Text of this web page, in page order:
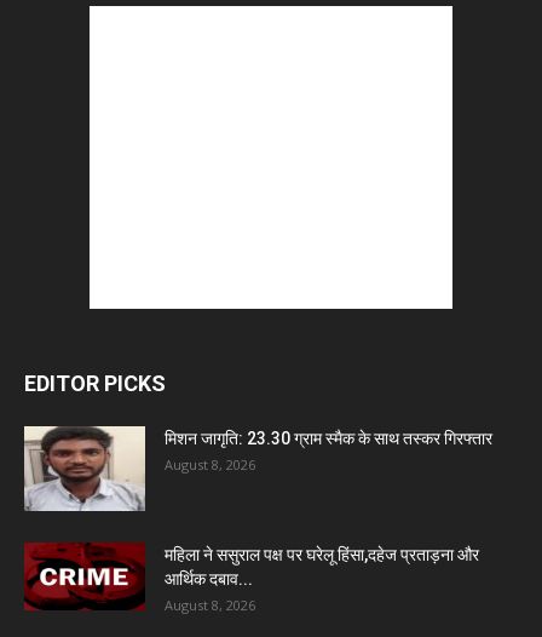
EDITOR PICKS
मिशन जागृति: 23.30 ग्राम स्मैक के साथ तस्कर गिरफ्तार
August 8, 2026
महिला ने ससुराल पक्ष पर घरेलू हिंसा,दहेज प्रताड़ना और
आर्थिक दबाव...
August 8, 2026